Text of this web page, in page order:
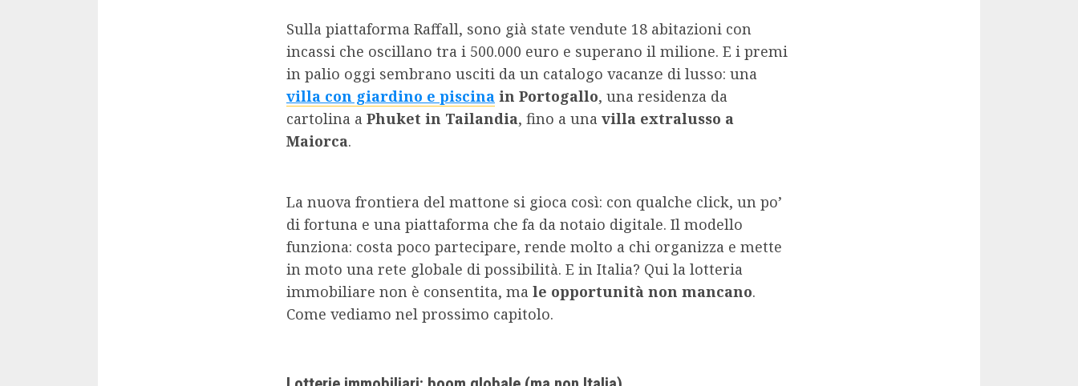
Sulla piattaforma Raffall, sono già state vendute 18 abitazioni con
incassi che oscillano tra i 500.000 euro e superano il milione. E i premi
in palio oggi sembrano usciti da un catalogo vacanze di lusso: una
villa con giardino e piscina in Portogallo, una residenza da
cartolina a Phuket in Tailandia, fino a una villa extralusso a
Maiorca.
La nuova frontiera del mattone si gioca così: con qualche click, un po’
di fortuna e una piattaforma che fa da notaio digitale. Il modello
funziona: costa poco partecipare, rende molto a chi organizza e mette
in moto una rete globale di possibilità. E in Italia? Qui la lotteria
immobiliare non è consentita, ma le opportunità non mancano.
Come vediamo nel prossimo capitolo.